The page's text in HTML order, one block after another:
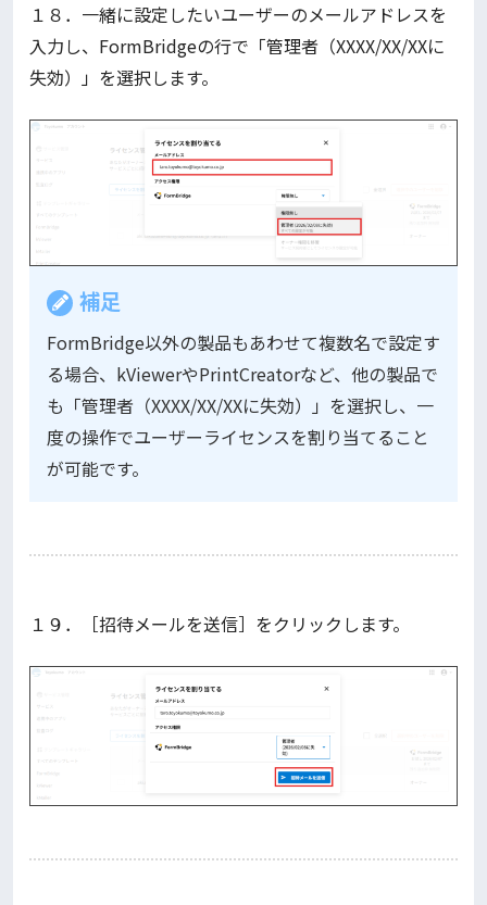
１８．一緒に設定したいユーザーのメールアドレスを
入力し、FormBridgeの行で「管理者（XXXX/XX/XXに
失効）」を選択します。
補足
FormBridge以外の製品もあわせて複数名で設定す
る場合、kViewerやPrintCreatorなど、他の製品で
も「管理者（XXXX/XX/XXに失効）」を選択し、一
度の操作でユーザーライセンスを割り当てること
が可能です。
１９．［招待メールを送信］をクリックします。